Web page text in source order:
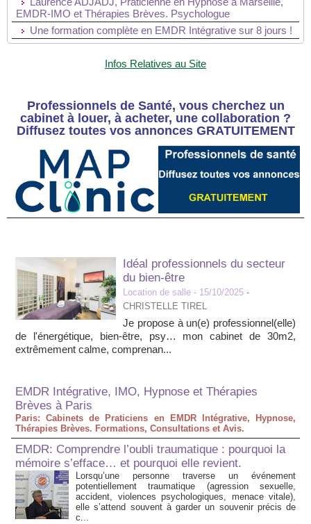
EMDR-IMO et Thérapies Brèves. Psychologue
Une formation complète en EMDR Intégrative sur 8 jours !
Infos Relatives au Site
Professionnels de Santé, vous cherchez un
cabinet à louer, à acheter, une collaboration ?
Diffusez toutes vos annonces GRATUITEMENT
Idéal professionnels du secteur
du bien-être
Location de salle - 15/10/2025 -
CHRISTELLE TIREL
Je propose à un(e) professionnel(elle)
de l'énergétique, bien-être, psy… mon cabinet de 30m2,
extrêmement calme, comprenan...
EMDR Intégrative, IMO, Hypnose et Thérapies
Brèves à Paris
Paris: Cabinets de Praticiens en EMDR Intégrative, Hypnose,
Thérapies Brèves. Formations, Consultations et Avis.
EMDR: Comprendre l’oubli traumatique : pourquoi la
mémoire s’efface… et pourquoi elle revient.
Lorsqu’une personne traverse un événement
potentiellement traumatique (agression sexuelle,
accident, violences psychologiques, menace vitale),
elle s’attend souvent à garder un souvenir précis de
c...